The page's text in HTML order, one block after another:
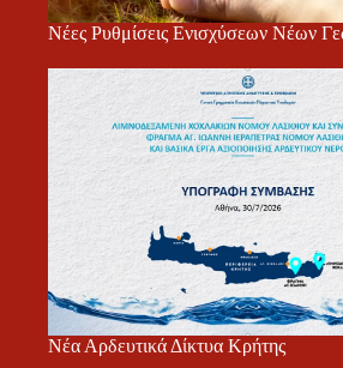
Νέες Ρυθμίσεις Ενισχύσεων Νέων
Νέα Αρδευτικά Δίκτυα Κρήτης